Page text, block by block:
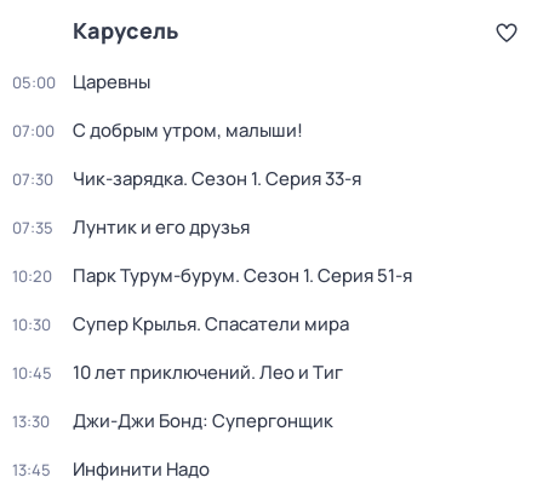
Карусель
05:00 Царевны
07:00 С добрым утром, малыши!
07:30 Чик-зарядка. Сезон 1. Серия 33-я
07:35 Лунтик и его друзья
10:20 Парк Турум-бурум. Сезон 1. Серия 51-я
10:30 Супер Крылья. Спасатели мира
10:45 10 лет приключений. Лео и Тиг
13:30 Джи-Джи Бонд: Супергонщик
13:45 Инфинити Надо